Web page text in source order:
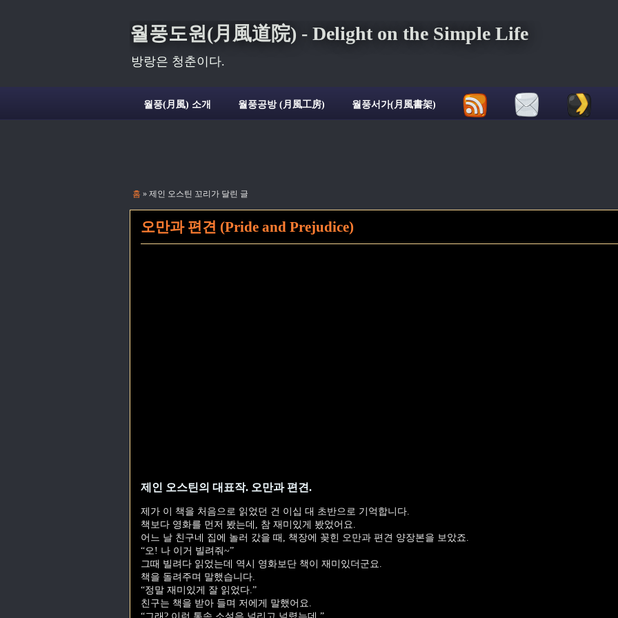
월풍도원(月風道院) - Delight on the Simple Life
방랑은 청춘이다.
월풍(月風) 소개 월풍공방 (月風工房) 월풍서가(月風書架)
홈 » 제인 오스틴 꼬리가 달린 글
오만과 편견 (Pride and Prejudice)
제인 오스틴의 대표작. 오만과 편견.
제가 이 책을 처음으로 읽었던 건 이십 대 초반으로 기억합니다.
책보다 영화를 먼저 봤는데, 참 재미있게 봤었어요.
어느 날 친구네 집에 놀러 갔을 때, 책장에 꽂힌 오만과 편견 양장본을 보았죠.
“오! 나 이거 빌려줘~”
그때 빌려다 읽었는데 역시 영화보단 책이 재미있더군요.
책을 돌려주며 말했습니다.
“정말 재미있게 잘 읽었다.”
친구는 책을 받아 들며 저에게 말했어요.